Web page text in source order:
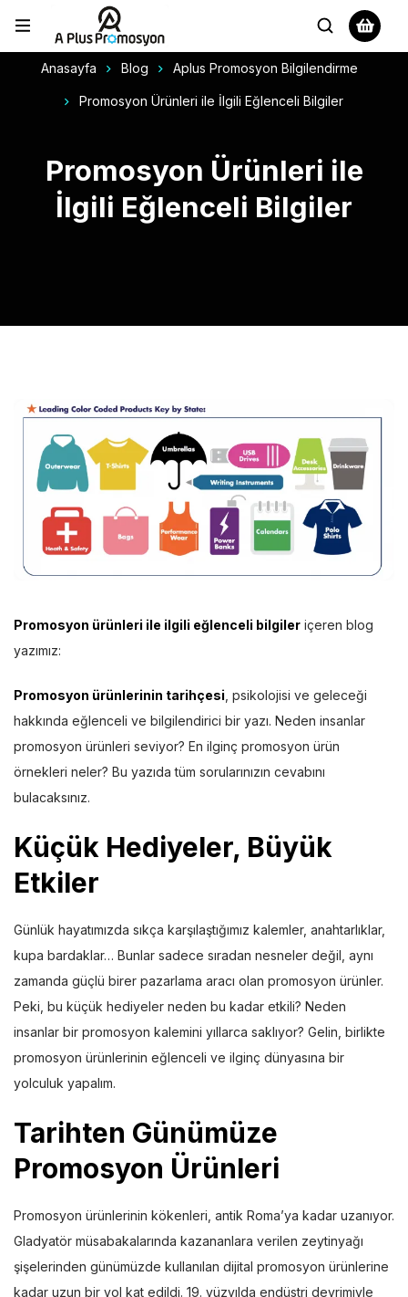
Anasayfa Blog Aplus Promosyon Bilgilendirme
Promosyon Ürünleri ile İlgili Eğlenceli Bilgiler
Promosyon Ürünleri ile
İlgili Eğlenceli Bilgiler
Promosyon ürünleri ile ilgili eğlenceli bilgiler içeren blog
yazımız:
Promosyon ürünlerinin tarihçesi , psikolojisi ve geleceği
hakkında eğlenceli ve bilgilendirici bir yazı. Neden insanlar
promosyon ürünleri seviyor? En ilginç promosyon ürün
örnekleri neler? Bu yazıda tüm sorularınızın cevabını
bulacaksınız.
Küçük Hediyeler, Büyük
Etkiler
Günlük hayatımızda sıkça karşılaştığımız kalemler, anahtarlıklar,
kupa bardaklar… Bunlar sadece sıradan nesneler değil, aynı
zamanda güçlü birer pazarlama aracı olan promosyon ürünler.
Peki, bu küçük hediyeler neden bu kadar etkili? Neden
insanlar bir promosyon kalemini yıllarca saklıyor? Gelin, birlikte
promosyon ürünlerinin eğlenceli ve ilginç dünyasına bir
yolculuk yapalım.
Tarihten Günümüze
Promosyon Ürünleri
Promosyon ürünlerinin kökenleri, antik Roma’ya kadar uzanıyor.
Gladyatör müsabakalarında kazananlara verilen zeytinyağı
şişelerinden günümüzde kullanılan dijital promosyon ürünlerine
kadar uzun bir yol kat edildi. 19. yüzyılda endüstri devrimiyle